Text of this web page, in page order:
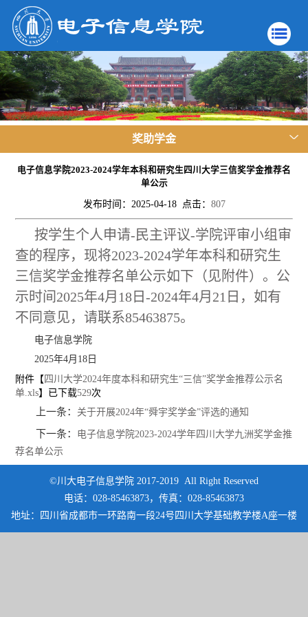
奖助学金
电子信息学院2023-2024学年本科和研究生四川大学三信奖学金推荐名
单公示
发布时间：2025-04-18 点击： 807
按学生个人申请-民主评议-学院评审小组审
查的程序，现将2023-2024学年本科和研究生
三信奖学金推荐名单公示如下（见附件）。公
示时间2025年4月18日-2024年4月21日，如有
不同意见，请联系85463875。
电子信息学院
2025年4月18日
附件【 四川大学2024年度本科和研究生“三信”奖学金推荐公示名
单.xls】已下载529次
上一条： 关于开展2024年“舜宇奖学金”评选的通知
下一条： 电子信息学院2023-2024学年四川大学九洲奖学金推
荐名单公示
©川大电子信息学院 2017-2019 All Right Reserved
电话：028-85463873，传真：028-85463873
地址：四川省成都市一环路南一段24号四川大学基础教学楼A座一楼